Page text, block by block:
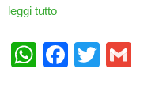
leggi tutto
WhatsApp